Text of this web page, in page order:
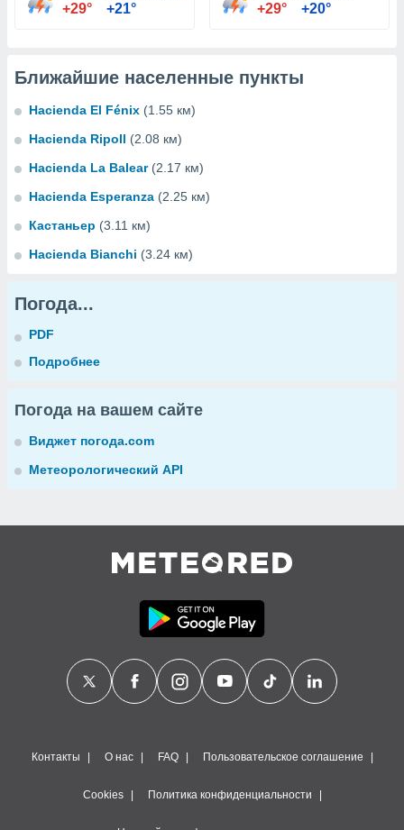
+29° +21° +29° +20°
Ближайшие населенные пункты
Hacienda El Fénix (1.55 км)
Hacienda Ripoll (2.08 км)
Hacienda La Balear (2.17 км)
Hacienda Esperanza (2.25 км)
Кастаньер (3.11 км)
Hacienda Bianchi (3.24 км)
Погода...
PDF
Подробнее
Погода на вашем сайте
Виджет погода.com
Метеорологический API
Контакты О нас FAQ Пользовательское соглашение
Cookies Политика конфиденциальности